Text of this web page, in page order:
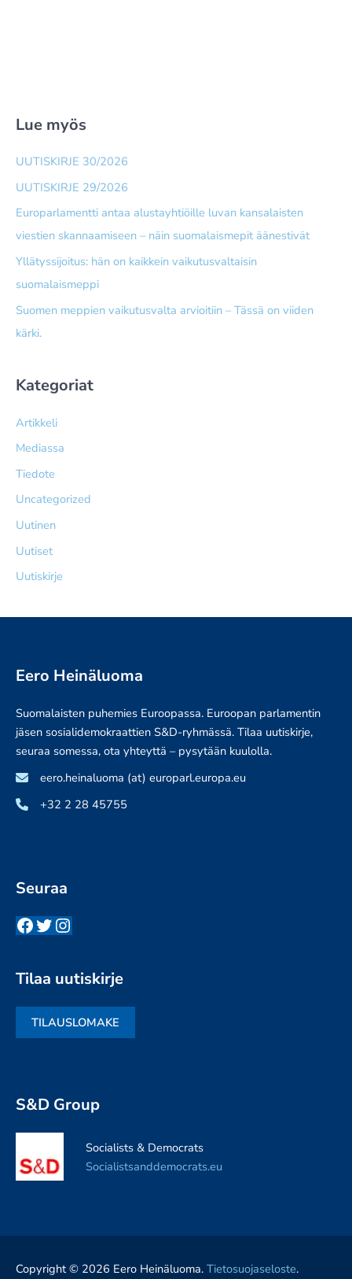
Lue myös
UUTISKIRJE 30/2026
UUTISKIRJE 29/2026
Europarlamentti antaa alusta­yhtiöille luvan kansalaisten
viestien skannaamiseen – näin suomalais­mepit äänestivät
Yllätyssijoitus: hän on kaikkein vaikutusvaltaisin
suomalaismeppi
Suomen meppien vaikutusvalta arvioitiin – Tässä on viiden
kärki.
Kategoriat
Artikkeli
Mediassa
Tiedote
Uncategorized
Uutinen
Uutiset
Uutiskirje
Eero Heinäluoma
Suomalaisten puhemies Euroopassa. Euroopan parlamentin
jäsen sosialidemokraattien S&D-ryhmässä. Tilaa uutiskirje,
seuraa somessa, ota yhteyttä – pysytään kuulolla.
eero.heinaluoma (at) europarl.europa.eu
+32 2 28 45755
Seuraa
Facebook
Twitter
Instagram
Tilaa uutiskirje
TILAUSLOMAKE
S&D Group
Socialists & Democrats
Socialistsanddemocrats.eu
Copyright © 2026 Eero Heinäluoma. Tietosuojaseloste.